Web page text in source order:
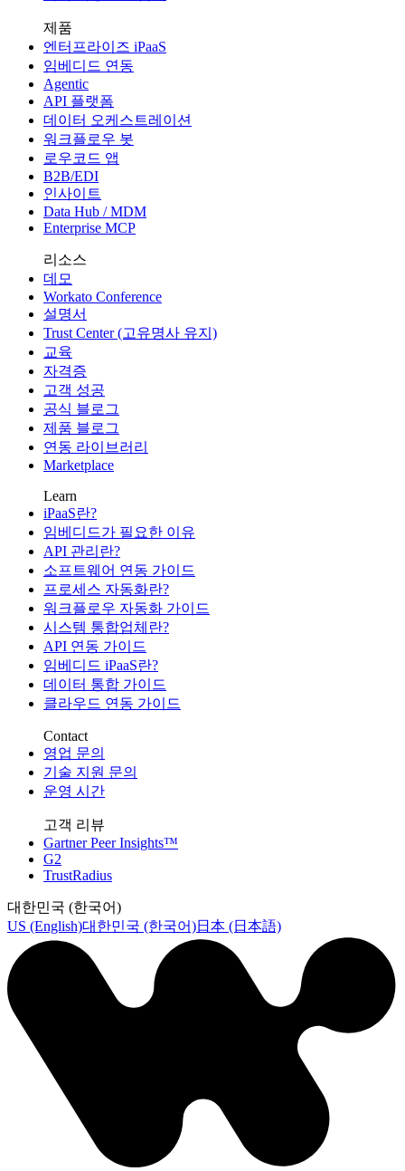
제품
엔터프라이즈 iPaaS
임베디드 연동
Agentic
API 플랫폼
데이터 오케스트레이션
워크플로우 봇
로우코드 앱
B2B/EDI
인사이트
Data Hub / MDM
Enterprise MCP
리소스
데모
Workato Conference
설명서
Trust Center (고유명사 유지)
교육
자격증
고객 성공
공식 블로그
제품 블로그
연동 라이브러리
Marketplace
Learn
iPaaS란?
임베디드가 필요한 이유
API 관리란?
소프트웨어 연동 가이드
프로세스 자동화란?
워크플로우 자동화 가이드
시스템 통합업체란?
API 연동 가이드
임베디드 iPaaS란?
데이터 통합 가이드
클라우드 연동 가이드
Contact
영업 문의
기술 지원 문의
운영 시간
고객 리뷰
Gartner Peer Insights™
G2
TrustRadius
대한민국 (한국어)
US (English)대한민국 (한국어)日本 (日本語)